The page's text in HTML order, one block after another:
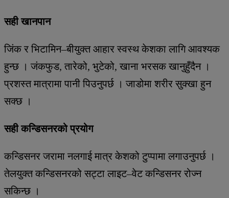
सही खानपान
जिंक र भिटामिन–बीयुक्त आहार स्वस्थ केशका लागि आवश्यक
हुन्छ । जंकफुड, तारेको, भुटेको, खाना भरसक खानुहुँदैन ।
प्रशस्त मात्रामा पानी पिउनुपर्छ । जाडोमा शरीर सुक्खा हुन
सक्छ ।
सही कन्डिसनरको प्रयोग
कन्डिसनर जरामा नलगाई मात्र केशको टुप्पामा लगाउनुपर्छ ।
तेलयुक्त कन्डिसनरको सट्टा लाइट–वेट कन्डिसनर रोज्न
सकिन्छ ।